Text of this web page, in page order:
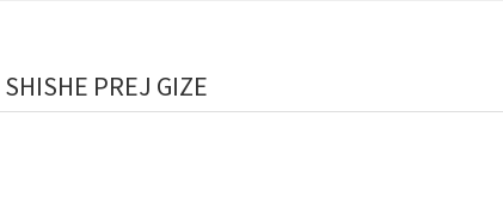
PREJ GIZE